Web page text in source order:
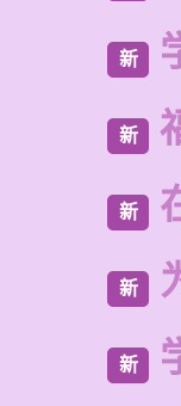
新
新
新
新
新